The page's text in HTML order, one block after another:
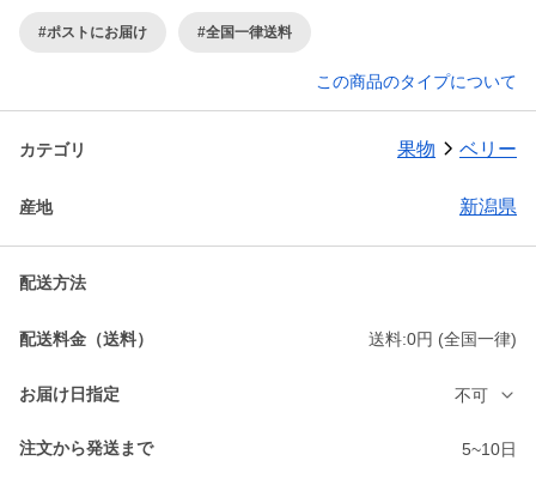
#ポストにお届け #全国一律送料
この商品のタイプについて
カテゴリ 果物 ベリー
産地 新潟県
配送方法
配送料金（送料） 送料:0円 (全国一律)
お届け日指定 不可
注文から発送まで 5~10日